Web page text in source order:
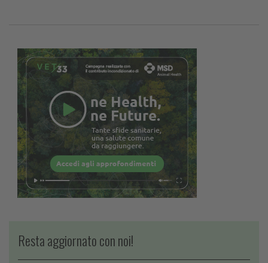
Resta aggiornato con noi!